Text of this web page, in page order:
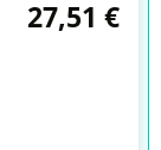
27,51 €